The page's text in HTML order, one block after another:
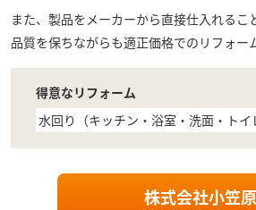
また、製品をメーカーから直接仕入れるこ
品質を保ちながらも適正価格でのリフォー
得意なリフォーム
水回り（キッチン・浴室・洗面・トイ
株式会社小笠原